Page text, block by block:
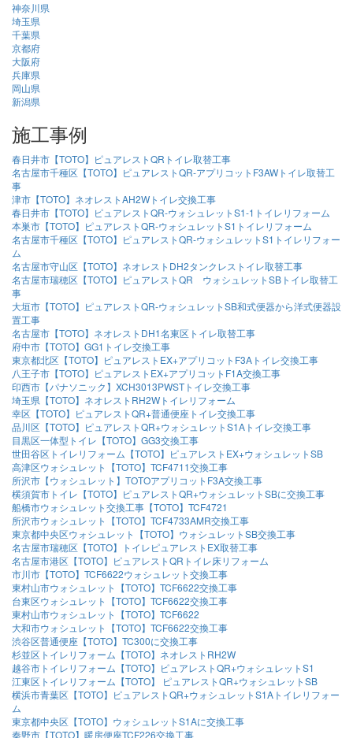
神奈川県
埼玉県
千葉県
京都府
大阪府
兵庫県
岡山県
新潟県
施工事例
春日井市【TOTO】ピュアレストQRトイレ取替工事
名古屋市千種区【TOTO】ピュアレストQR-アプリコットF3AWトイレ取替工
事
津市【TOTO】ネオレストAH2Wトイレ交換工事
春日井市【TOTO】ピュアレストQR-ウォシュレットS1-1トイレリフォーム
本巣市【TOTO】ピュアレストQR-ウォシュレットS1トイレリフォーム
名古屋市千種区【TOTO】ピュアレストQR-ウォシュレットS1トイレリフォー
ム
名古屋市守山区【TOTO】ネオレストDH2タンクレストイレ取替工事
名古屋市瑞穂区【TOTO】ピュアレストQR ウォシュレットSBトイレ取替工
事
大垣市【TOTO】ピュアレストQR-ウォシュレットSB和式便器から洋式便器設
置工事
名古屋市【TOTO】ネオレストDH1名東区トイレ取替工事
府中市【TOTO】GG1トイレ交換工事
東京都北区【TOTO】ピュアレストEX+アプリコットF3Aトイレ交換工事
八王子市【TOTO】ピュアレストEX+アプリコットF1A交換工事
印西市【パナソニック】XCH3013PWSTトイレ交換工事
埼玉県【TOTO】ネオレストRH2Wトイレリフォーム
幸区【TOTO】ピュアレストQR+普通便座トイレ交換工事
品川区【TOTO】ピュアレストQR+ウォシュレットS1Aトイレ交換工事
目黒区一体型トイレ【TOTO】GG3交換工事
世田谷区トイレリフォーム【TOTO】ピュアレストEX+ウォシュレットSB
高津区ウォシュレット【TOTO】TCF4711交換工事
所沢市【ウォシュレット】TOTOアプリコットF3A交換工事
横須賀市トイレ【TOTO】ピュアレストQR+ウォシュレットSBに交換工事
船橋市ウォシュレット交換工事【TOTO】TCF4721
所沢市ウォシュレット【TOTO】TCF4733AMR交換工事
東京都中央区ウォシュレット【TOTO】ウォシュレットSB交換工事
名古屋市瑞穂区【TOTO】トイレピュアレストEX取替工事
名古屋市港区【TOTO】ピュアレストQRトイレ床リフォーム
市川市【TOTO】TCF6622ウォシュレット交換工事
東村山市ウォシュレット【TOTO】TCF6622交換工事
台東区ウォシュレット【TOTO】TCF6622交換工事
東村山市ウォシュレット【TOTO】TCF6622
大和市ウォシュレット【TOTO】TCF6622交換工事
渋谷区普通便座【TOTO】TC300に交換工事
杉並区トイレリフォーム【TOTO】ネオレストRH2W
越谷市トイレリフォーム【TOTO】ピュアレストQR+ウォシュレットS1
江東区トイレリフォーム【TOTO】 ピュアレストQR+ウォシュレットSB
横浜市青葉区【TOTO】ピュアレストQR+ウォシュレットS1Aトイレリフォー
ム
東京都中央区【TOTO】ウォシュレットS1Aに交換工事
秦野市【TOTO】暖房便座TCF226交換工事